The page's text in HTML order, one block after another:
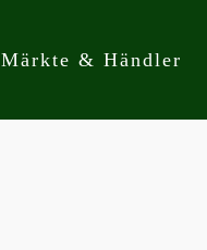
Märkte & Händler